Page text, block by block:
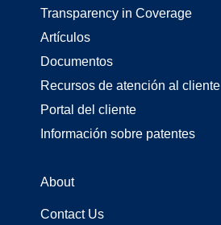
Transparency in Coverage
Artículos
Documentos
Recursos de atención al cliente
Portal del cliente
Información sobre patentes
About
Contact Us